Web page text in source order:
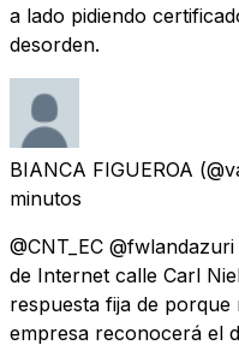
a lado pidiendo
desorden.
BIANCA FIGUEROA
minutos
@CNT_EC
de Internet calle Carl
respuesta fija de
empresa reconocerá el